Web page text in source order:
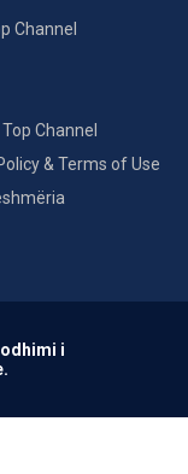
Channel
Channel
& Terms of Use
i